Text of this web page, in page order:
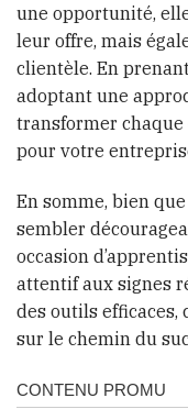
une opportunité,
leur offre, mais
clientèle. En
adoptant une
transformer
pour votre
En somme, bien
sembler
occasion
attentif aux signes
des outils
sur le chemin du